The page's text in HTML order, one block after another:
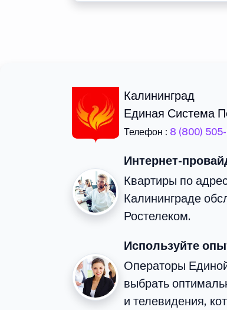
Калининград
Единая Система
Телефон : 8 (800)
Интернет-
Квартиры по
Калининграде
Ростелеком.
Используйте
Операторы
выбрать
и телевидения,